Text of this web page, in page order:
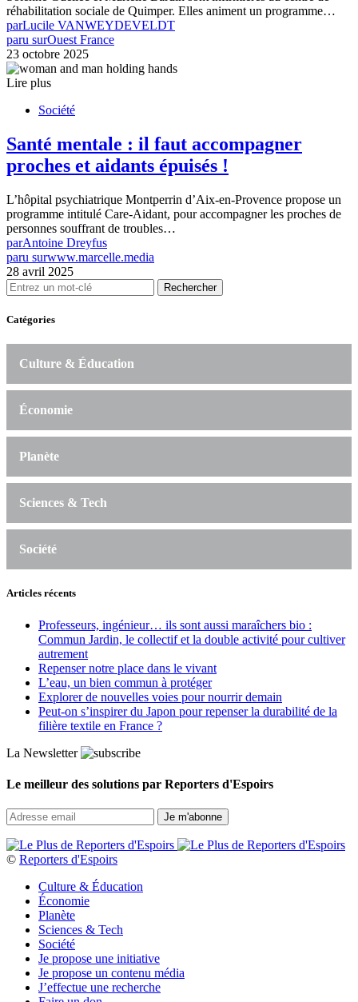
réhabilitation sociale de Quimper. Elles animent un programme…
parLucile VANWEYDEVELDT
paru surOuest France
23 octobre 2025
Lire plus
Société
Santé mentale : il faut accompagner
proches et aidants épuisés !
L’hôpital psychiatrique Montperrin d’Aix-en-Provence propose un
programme intitulé Care-Aidant, pour accompagner les proches de
personnes souffrant de troubles…
parAntoine Dreyfus
paru surwww.marcelle.media
28 avril 2025
Rechercher
Catégories
Culture & Éducation
Économie
Planète
Sciences & Tech
Société
Articles récents
Professeurs, ingénieur… ils sont aussi maraîchers bio :
Commun Jardin, le collectif et la double activité pour cultiver
autrement
Repenser notre place dans le vivant
L’eau, un bien commun à protéger
Explorer de nouvelles voies pour nourrir demain
Peut‑on s’inspirer du Japon pour repenser la durabilité de la
filière textile en France ?
La Newsletter
Le meilleur des solutions par Reporters d'Espoirs
© Reporters d'Espoirs
Culture & Éducation
Économie
Planète
Sciences & Tech
Société
Je propose une initiative
Je propose un contenu média
J’effectue une recherche